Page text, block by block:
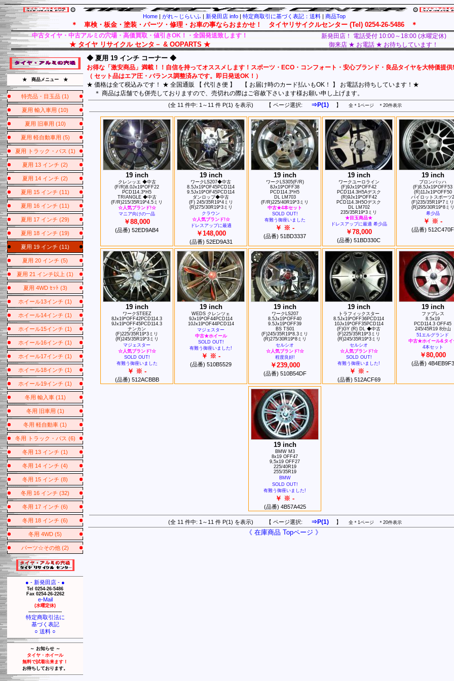
Home | がれ～じらいふ | 新発田店 info | 特定商取引に基づく表記：送料 | 商品Top
＊ 車検・板金・塗装・パーツ・修理・お車の事ならおまかせ！ タイヤリサイクルセンター (Tel) 0254-26-5486 ＊
中古タイヤ・中古アルミの穴場・高価買取・値引きOK！・全国発送致します！
★ タイヤ リサイクル センタ－ & OOPARTS ★
新発田店！ 電話受付 10:00～18:00 (水曜定休)
御来店 ★ お電話 ★ お待ちしています！
★ 商品メニュー ★
特売品・目玉品 (1)
夏用 輸入車用 (10)
夏用 旧車用 (10)
夏用 軽自動車用 (5)
夏用 トラック・バス (1)
夏用 13 インチ (2)
夏用 14 インチ (2)
夏用 15 インチ (11)
夏用 16 インチ (11)
夏用 17 インチ (29)
夏用 18 インチ (19)
夏用 19 インチ (11)
夏用 20 インチ (5)
夏用 21 インチ以上 (1)
夏用 4WD ｾｯﾄ (3)
ホイール13インチ (1)
ホイール14インチ (1)
ホイール15インチ (1)
ホイール16インチ (1)
ホイール17インチ (1)
ホイール18インチ (1)
ホイール19インチ (1)
冬用 輸入車 (11)
冬用 旧車用 (1)
冬用 軽自動車 (1)
冬用 トラック・バス (6)
冬用 13 インチ (1)
冬用 14 インチ (4)
冬用 15 インチ (8)
冬用 16 インチ (32)
冬用 17 インチ (6)
冬用 18 インチ (6)
冬用 4WD (5)
パーツ☆その他 (2)
● - 新発田店 - ●
Tel 0254-26-5486
Fax 0254-26-2262
e-Mail
(水曜定休)
----------------------
特定商取引法に
基づく表記
○ 送料 ○
～ お知らせ ～
タイヤ・ホイール
無料で試着出来ます！
お待ちしております。
◆ 夏用 19 インチ コーナー ◆
お得な「激安商品」満載！！自信を持ってオススメします！スポーツ・ECO・コンフォート・安心ブランド・良品タイヤを大特価提供!
（ セット品はエア圧・バランス調整済みです。即日発送OK！）
★ 価格は全て税込みです！ ★ 全国通販 【 代引き便 】 【 お届け時のカード払いもOK！ 】 お電話お待ちしています！★
＊ 商品は店舗でも併売しておりますので、売切れの際はご容赦下さいます様お願い申し上げます。
(全 11 件中: 1～11 件 P(1) を表示) 【 ページ選択: ⇒P(1) 】 全＊1ページ ＊20件表示
19 inch
クレンッエ ◆中古
(F/R)8.0Jx19*OFF22
PCD114.3*H5
TRIANGLE ◆中古
(F/R)215/35R19*4.5ミリ
☆人気ブランド!☆
マニア向けの一品
￥88,000
(品番) 52ED9AB4
19 inch
ワークLS207◆中古
8.5Jx19*OF45PCD114
9.5Jx19*OF45PCD114
ダンロップ◆中古
(F) 245/35R19*4ミリ
(R)275/30R19*3ミリ
クラウン
☆人気ブランド!☆
ドレスアップに最適
￥148,000
(品番) 52ED9A31
19 inch
ワークLS305(F/R)
8Jx19*OFF38
PCD114.3*H5
DL LM703
(F/R)225/40R19*3ミリ
中古★4本セット
SOLD OUT!
有難う御座いました
￥ ※ -
(品番) 51BD3337
19 inch
ワークユーロライン
(F)9Jx19*OFF42
PCD114.3H5Aデスク
(R)9Jx19*OFF42
PCD114.3H5Oデスク
DL LM702
235/35R19*3ミリ
★目玉商品★
ドレスアップに最適 希少品
￥78,000
(品番) 51BD330C
19 inch
ブロンバッハ
(F)8.5Jx19*OFF53
(R)11Jx19*OFF50
パイロットスポーツ2
(F)235/35R19*7ミリ
(R)295/30R19*8ミリ
希少品
￥ ※ -
(品番) 512C470F
19 inch
ワークSTEEZ
8Jx19*OFF42PCD114.3
9Jx19*OFF45PCD114.3
ナンカン
(F)225/35R19*3ミリ
(R)245/35R19*3ミリ
マジェスター
☆人気ブランド!☆
SOLD OUT!
有難う御座いました
￥ ※ -
(品番) 512ACBBB
19 inch
WEDS クレンツェ
9Jx19*OF44PCD114
10Jx19*OF44PCD114
マジェスター
中古★ホイール
SOLD OUT!
有難う御座いました!
￥ ※ -
(品番) 510B5529
19 inch
ワークLS207
8.5Jx19*OFF40
9.5Jx19*OFF39
BS TS01
(F)245/35R19*8.3ミリ
(R)275/30R19*8ミリ
セルシオ
☆人気ブランド!☆
程度良好!
￥239,000
(品番) 510B54DF
19 inch
トラフィックスター
8.5Jx19*OFF36PCD114
10Jx19*OFF35PCD114
(F)GY (R) DL ◆中古
(F)225/35R19*3ミリ
(R)245/35R19*3ミリ
セルシオ
☆人気ブランド!☆
SOLD OUT!
有難う御座いました!
￥ ※ -
(品番) 512ACF69
19 inch
ファブレス
8.5x19
PCD114.3 OFF45
245/45R19 8分山
51エルグランド
中古★ホイール&タイ
4本セット
￥80,000
(品番) 4B4EB9F3
19 inch
BМW М3
8x19 OFF47
9,5x19 OFF27
225/40R19
255/35R19
BMW
SOLD OUT!
有難う御座いました!
￥ ※ -
(品番) 4B57A425
(全 11 件中: 1～11 件 P(1) を表示) 【 ページ選択: ⇒P(1) 】 全＊1ページ ＊20件表示
《 在庫商品 Topページ 》